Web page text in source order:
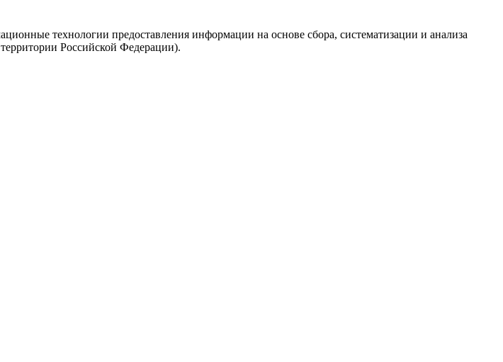
технологии предоставления информации на основе сбора, систематизации и анализа
Российской Федерации).